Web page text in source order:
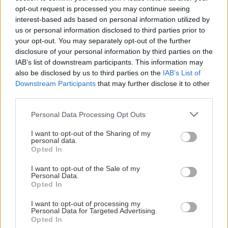
opt-out request is processed you may continue seeing
interest-based ads based on personal information utilized by
us or personal information disclosed to third parties prior to
your opt-out. You may separately opt-out of the further
disclosure of your personal information by third parties on the
IAB’s list of downstream participants. This information may
also be disclosed by us to third parties on the IAB’s List of
Downstream Participants that may further disclose it to other
Please note that this website/app uses one or more Google
not limited to your visit or usage behaviour. You may click to
grant or deny consent to Google and its third-party tags to
use your data for below specified purposes in below Google
consent section.
Personal Data Processing Opt Outs
I want to opt-out of the Sharing of my
personal data.
Opted In
I want to opt-out of the Sale of my
Personal Data.
Opted In
I want to opt-out of processing my
Personal Data for Targeted Advertising.
Opted In
najlepšie na malé plochy?
Záhrada
Aj nenáročné bambusy
ocenia trochu pozornosti.
Ako ich ošetriť na jar?
KOMENTÁRE
VIDEO